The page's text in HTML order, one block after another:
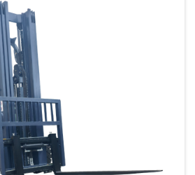
търговия продължава